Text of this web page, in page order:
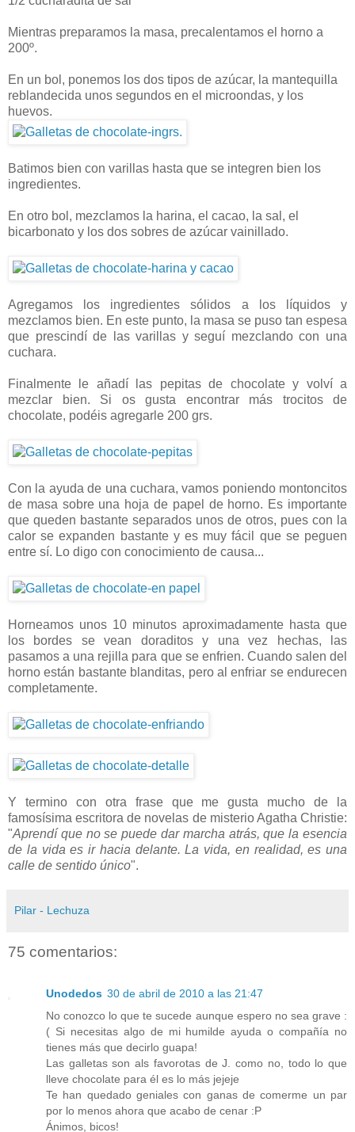
Mientras preparamos la masa, precalentamos el horno a
200º.
En un bol, ponemos los dos tipos de azúcar, la mantequilla
reblandecida unos segundos en el microondas, y los
huevos.
Batimos bien con varillas hasta que se integren bien los
ingredientes.
En otro bol, mezclamos la harina, el cacao, la sal, el
bicarbonato y los dos sobres de azúcar vainillado.
Agregamos los ingredientes sólidos a los líquidos y
mezclamos bien. En este punto, la masa se puso tan espesa
que prescindí de las varillas y seguí mezclando con una
cuchara.
Finalmente le añadí las pepitas de chocolate y volví a
mezclar bien. Si os gusta encontrar más trocitos de
chocolate, podéis agregarle 200 grs.
Con la ayuda de una cuchara, vamos poniendo montoncitos
de masa sobre una hoja de papel de horno. Es importante
que queden bastante separados unos de otros, pues con la
calor se expanden bastante y es muy fácil que se peguen
entre sí. Lo digo con conocimiento de causa...
Horneamos unos 10 minutos aproximadamente hasta que
los bordes se vean doraditos y una vez hechas, las
pasamos a una rejilla para que se enfrien. Cuando salen del
horno están bastante blanditas, pero al enfriar se endurecen
completamente.
Y termino con otra frase que me gusta mucho de la
famosísima escritora de novelas de misterio Agatha Christie:
"Aprendí que no se puede dar marcha atrás, que la esencia
de la vida es ir hacia delante. La vida, en realidad, es una
calle de sentido único".
Pilar - Lechuza
75 comentarios:
Unodedos 30 de abril de 2010 a las 21:47
No conozco lo que te sucede aunque espero no sea grave :
( Si necesitas algo de mi humilde ayuda o compañía no
tienes más que decirlo guapa!
Las galletas son als favorotas de J. como no, todo lo que
lleve chocolate para él es lo más jejeje
Te han quedado geniales con ganas de comerme un par
por lo menos ahora que acabo de cenar :P
Ánimos, bicos!